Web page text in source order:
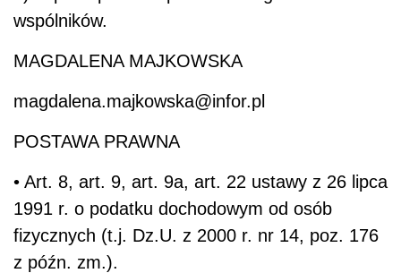
wspólników.
MAGDALENA MAJKOWSKA
magdalena.majkowska@infor.pl
POSTAWA PRAWNA
• Art. 8, art. 9, art. 9a, art. 22 ustawy z 26 lipca
1991 r. o podatku dochodowym od osób
fizycznych (t.j. Dz.U. z 2000 r. nr 14, poz. 176
z późn. zm.).